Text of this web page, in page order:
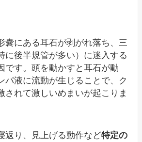
嚢にある耳石が剥がれ落ち、三
に後半規管が多い）に迷入する
です。頭を動かすと耳石が動
パ液に流動が生じることで、ク
されて激しいめまいが起こりま
返り、見上げる動作など特定の